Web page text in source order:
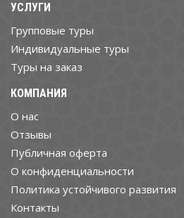
УСЛУГИ
Групповые туры
Индивидуальные туры
Туры на заказ
КОМПАНИЯ
О нас
Отзывы
Публичная оферта
О конфиденциальности
Политика устойчивого развития
Контакты